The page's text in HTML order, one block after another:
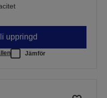
uppringd
Jämför